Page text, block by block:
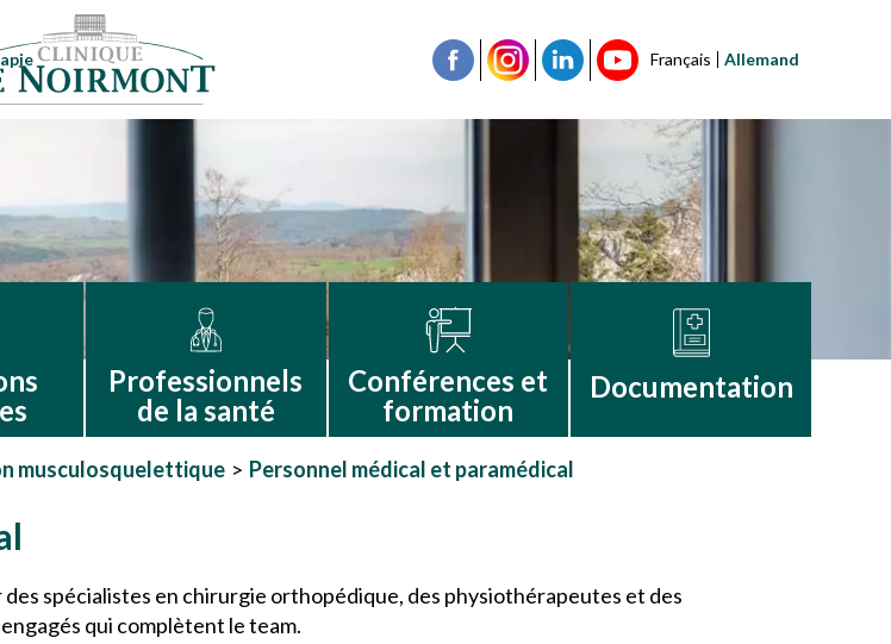
Français Allemand
Professionnels
de la santé
Conférences et
formation
Documentation
musculosquelettique Personnel médical et paramédical
spécialistes en chirurgie orthopédique, des physiothérapeutes et des
qui complètent le team.